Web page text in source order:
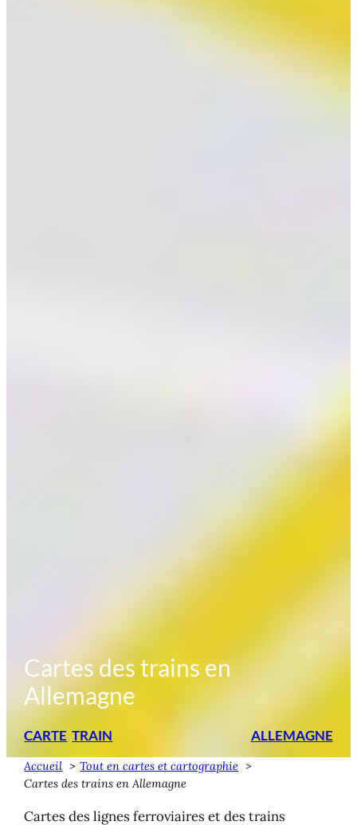
Cartes des trains en
Allemagne
CARTE TRAIN ALLEMAGNE
Accueil
Tout en cartes et cartographie
Cartes des trains en Allemagne
Cartes des lignes ferroviaires et des trains